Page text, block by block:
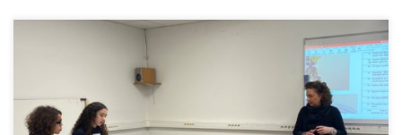
Les élèves de CM2 sont venus au collège rencontrer les éco-
délégués et travailler ensemble autour des problématiques liées